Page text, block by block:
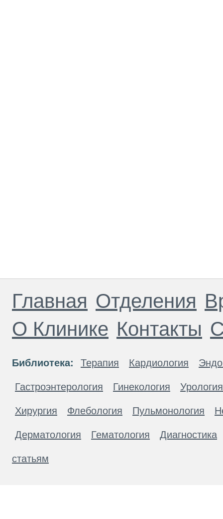
Главная Отделения
О Клинике Контакты
Библиотека: Терапия Кардиология
Гастроэнтерология Гинекология Урология
Хирургия Флебология Пульмонология
Дерматология Гематология Диагностика
статьям